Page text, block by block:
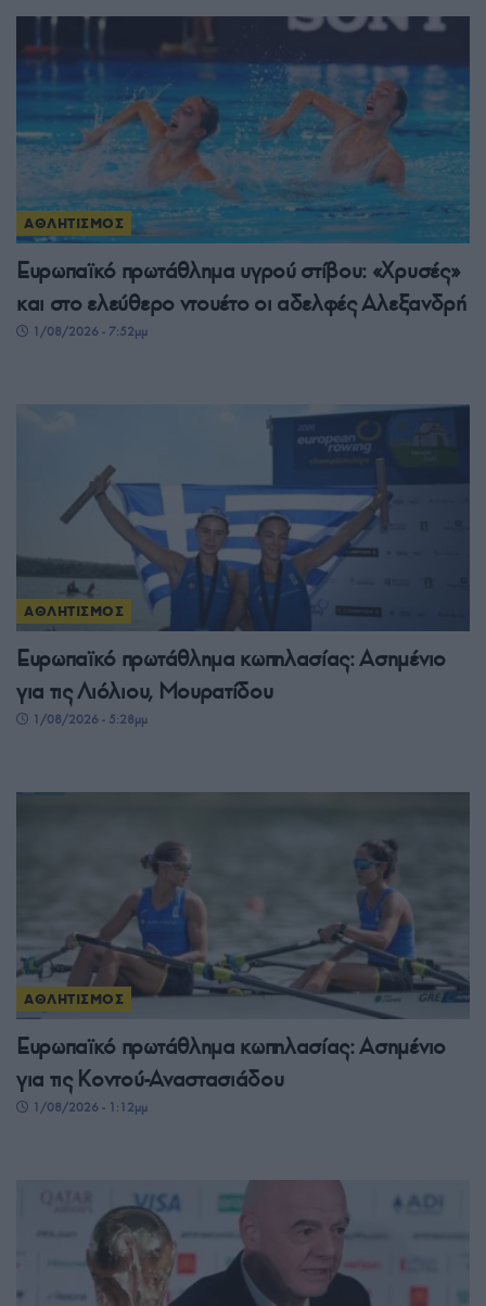
ΑΘΛΗΤΙΣΜΟΣ
Ευρωπαϊκό πρωτάθλημα υγρού στίβου: «Χρυσές»
και στο ελεύθερο ντουέτο οι αδελφές Αλεξανδρή
1/08/2026 - 7:52μμ
ΑΘΛΗΤΙΣΜΟΣ
Ευρωπαϊκό πρωτάθλημα κωπηλασίας: Ασημένιο
για τις Λιόλιου, Μουρατίδου
1/08/2026 - 5:28μμ
ΑΘΛΗΤΙΣΜΟΣ
Ευρωπαϊκό πρωτάθλημα κωπηλασίας: Ασημένιο
για τις Κοντού-Αναστασιάδου
1/08/2026 - 1:12μμ